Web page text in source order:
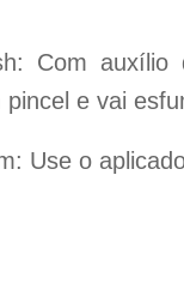
Com
pincel e vai
Use o